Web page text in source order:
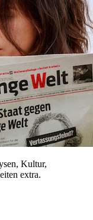
Kultur,
extra.